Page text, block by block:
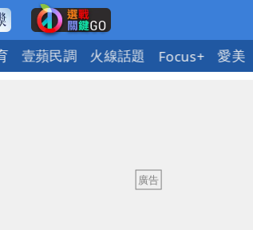
壹蘋民調 火線話題 Focus+ 愛美